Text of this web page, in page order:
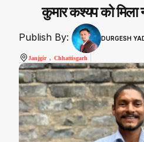
कुमार कश्यप को मिला
Publish By: DURGESH
Janjgir , Chhattisgarh